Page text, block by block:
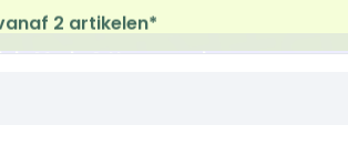
Mode & Home aankopen